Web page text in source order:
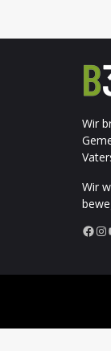
Wir
Wir
Facebook Instagram